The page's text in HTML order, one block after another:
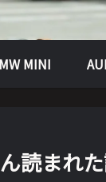
MINI
読まれ